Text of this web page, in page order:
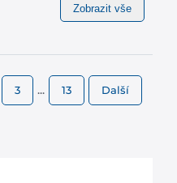
Zobrazit vše
3 ... 13 Další